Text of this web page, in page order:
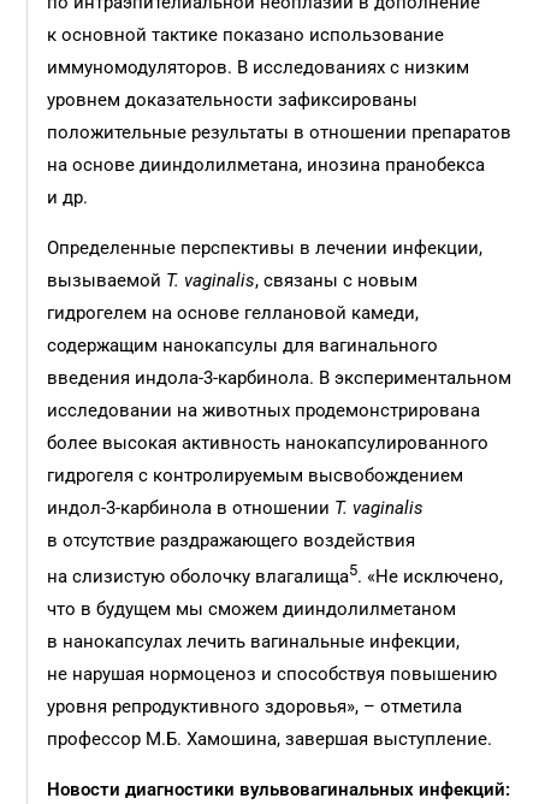
к основной тактике показано использование
иммуномодуляторов. В исследованиях с низким
уровнем доказательности зафиксированы
положительные результаты в отношении препаратов
на основе дииндолилметана, инозина пранобекса
и др.
Определенные перспективы в лечении инфекции,
вызываемой T. vaginalis, связаны с новым
гидрогелем на основе геллановой камеди,
содержащим нанокапсулы для вагинального
введения индола-3-карбинола. В экспериментальном
исследовании на животных продемонстрирована
более высокая активность нанокапсулированного
гидрогеля с контролируемым высвобождением
индол-3-карбинола в отношении T. vaginalis
в отсутствие раздражающего воздействия
на слизистую оболочку влагалища5. «Не исключено,
что в будущем мы сможем дииндолилметаном
в нанокапсулах лечить вагинальные инфекции,
не нарушая нормоценоз и способствуя повышению
уровня репродуктивного здоровья», – отметила
профессор М.Б. Хамошина, завершая выступление.
Новости диагностики вульвовагинальных инфекций: